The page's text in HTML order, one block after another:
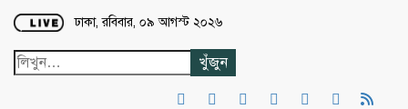
Loading...
ঢাকা, রবিবার, ০৯ আগস্ট ২০২৬